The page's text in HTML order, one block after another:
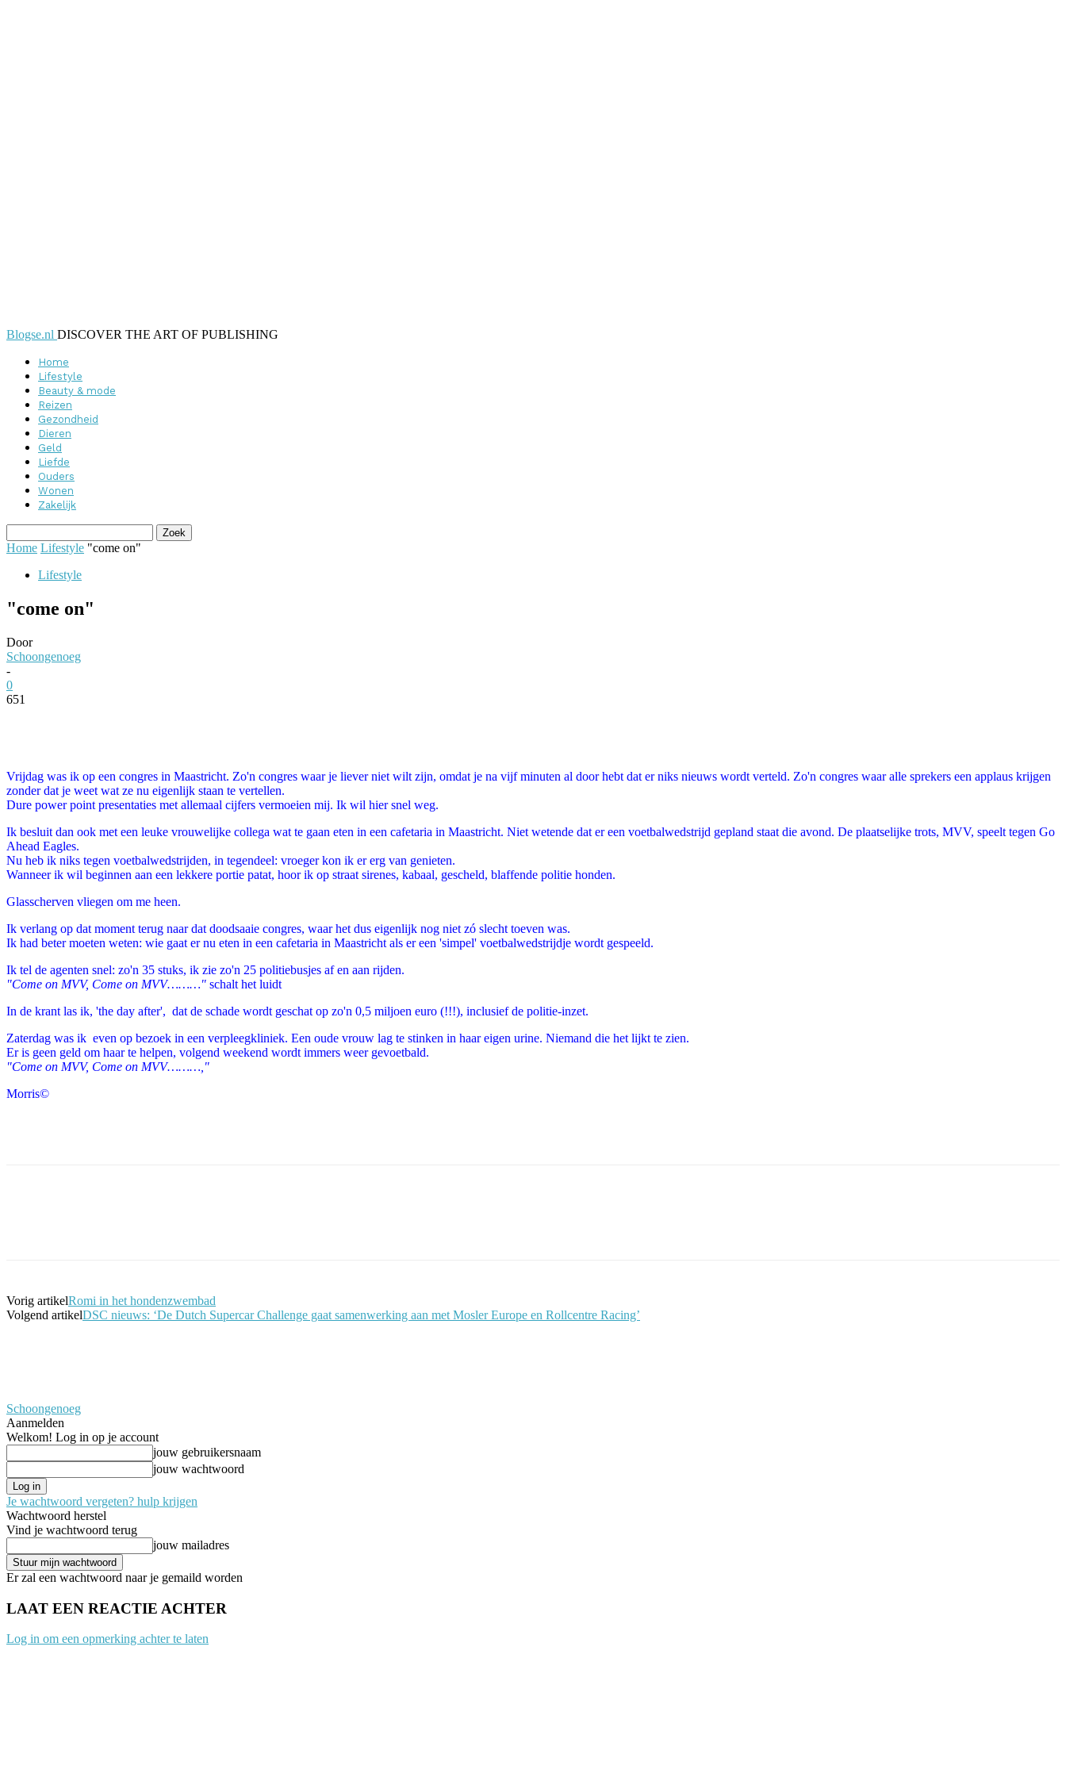
Blogse.nl DISCOVER THE ART OF PUBLISHING
Home
Lifestyle
Beauty & mode
Reizen
Gezondheid
Dieren
Geld
Liefde
Ouders
Wonen
Zakelijk
Home Lifestyle "come on"
Lifestyle
"come on"
Door
Schoongenoeg
-
0
651
Vrijdag was ik op een congres in Maastricht. Zo'n congres waar je liever niet wilt zijn, omdat je na vijf minuten al door hebt dat er niks nieuws wordt verteld. Zo'n congres waar alle sprekers een applaus krijgen
zonder dat je weet wat ze nu eigenlijk staan te vertellen.
Dure power point presentaties met allemaal cijfers vermoeien mij. Ik wil hier snel weg.
Ik besluit dan ook met een leuke vrouwelijke collega wat te gaan eten in een cafetaria in Maastricht. Niet wetende dat er een voetbalwedstrijd gepland staat die avond. De plaatselijke trots, MVV, speelt tegen Go
Ahead Eagles.
Nu heb ik niks tegen voetbalwedstrijden, in tegendeel: vroeger kon ik er erg van genieten.
Wanneer ik wil beginnen aan een lekkere portie patat, hoor ik op straat sirenes, kabaal, gescheld, blaffende politie honden.
Glasscherven vliegen om me heen.
Ik verlang op dat moment terug naar dat doodsaaie congres, waar het dus eigenlijk nog niet zó slecht toeven was.
Ik had beter moeten weten: wie gaat er nu eten in een cafetaria in Maastricht als er een 'simpel' voetbalwedstrijdje wordt gespeeld.
Ik tel de agenten snel: zo'n 35 stuks, ik zie zo'n 25 politiebusjes af en aan rijden.
"Come on MVV, Come on MVV………" schalt het luidt
In de krant las ik, 'the day after', dat de schade wordt geschat op zo'n 0,5 miljoen euro (!!!), inclusief de politie-inzet.
Zaterdag was ik even op bezoek in een verpleegkliniek. Een oude vrouw lag te stinken in haar eigen urine. Niemand die het lijkt te zien.
Er is geen geld om haar te helpen, volgend weekend wordt immers weer gevoetbald.
"Come on MVV, Come on MVV………,"
Morris©
Vorig artikelRomi in het hondenzwembad
Volgend artikelDSC nieuws: ‘De Dutch Supercar Challenge gaat samenwerking aan met Mosler Europe en Rollcentre Racing’
Schoongenoeg
Aanmelden
Welkom! Log in op je account
jouw gebruikersnaam
jouw wachtwoord
Je wachtwoord vergeten? hulp krijgen
Wachtwoord herstel
Vind je wachtwoord terug
jouw mailadres
Er zal een wachtwoord naar je gemaild worden
LAAT EEN REACTIE ACHTER
Log in om een opmerking achter te laten